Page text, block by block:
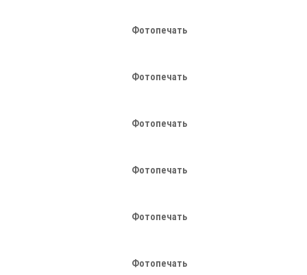
Фотопечать
Фотопечать
Фотопечать
Фотопечать
Фотопечать
Фотопечать